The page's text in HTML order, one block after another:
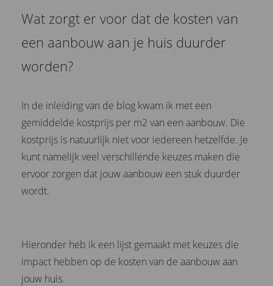
Wat zorgt er voor dat de kosten van
een aanbouw aan je huis duurder
worden?
In de inleiding van de blog kwam ik met een
gemiddelde kostprijs per m2 van een aanbouw. Die
kostprijs is natuurlijk niet voor iedereen hetzelfde. Je
kunt namelijk veel verschillende keuzes maken die
ervoor zorgen dat jouw aanbouw een stuk duurder
wordt.
Hieronder heb ik een lijst gemaakt met keuzes die
impact hebben op de kosten van de aanbouw aan
jouw huis.